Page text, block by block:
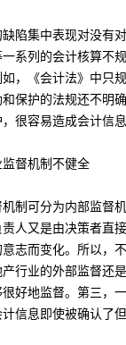
陷集中表现对没有
系列的会计核算不
，《会计法》中只
保护的法规还不明
很容易造成会计信息
监督机制不健全
制可分为内部监督
人又是由决策者直
志而变化。所以，
行业的外部监督还
好地监督。第三，
信息即使被确认了但